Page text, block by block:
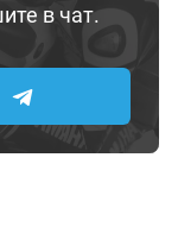
в чат.